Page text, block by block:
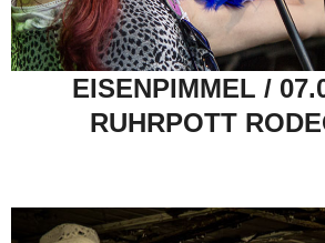
EISENPIMMEL /
RUHRPOTT